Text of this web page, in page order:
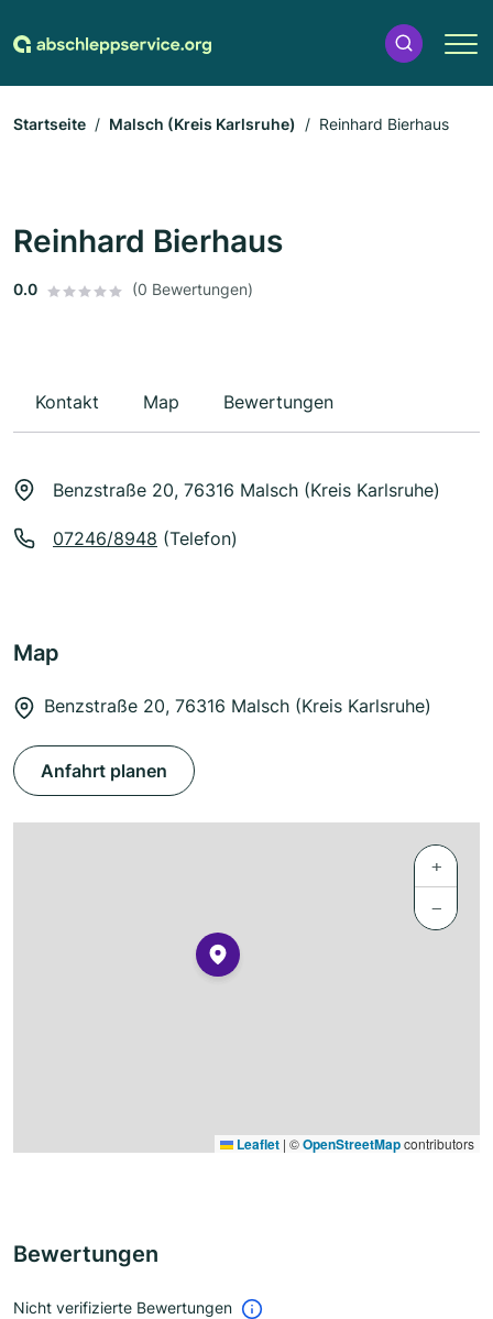
Startseite Malsch (Kreis Karlsruhe) Reinhard Bierhaus
Reinhard Bierhaus
0.0 (0 Bewertungen)
Kontakt Map Bewertungen
Benzstraße 20, 76316 Malsch (Kreis Karlsruhe)
07246/8948 (Telefon)
Map
Benzstraße 20, 76316 Malsch (Kreis Karlsruhe)
Anfahrt planen
+
−
Leaflet | ©OpenStreetMapcontributors
Bewertungen
Nicht verifizierte Bewertungen